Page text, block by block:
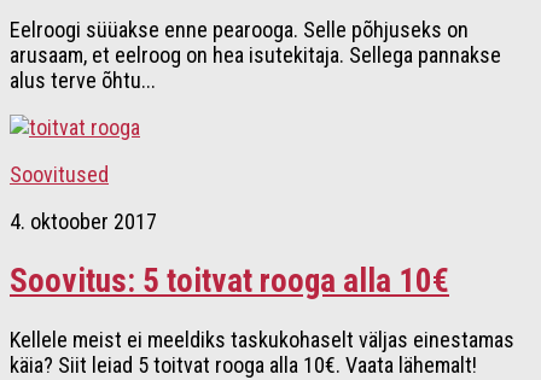
Eelroogi süüakse enne pearooga. Selle põhjuseks on
arusaam, et eelroog on hea isutekitaja. Sellega pannakse
alus terve õhtu...
Soovitused
4. oktoober 2017
Soovitus: 5 toitvat rooga alla 10€
Kellele meist ei meeldiks taskukohaselt väljas einestamas
käia? Siit leiad 5 toitvat rooga alla 10€. Vaata lähemalt!